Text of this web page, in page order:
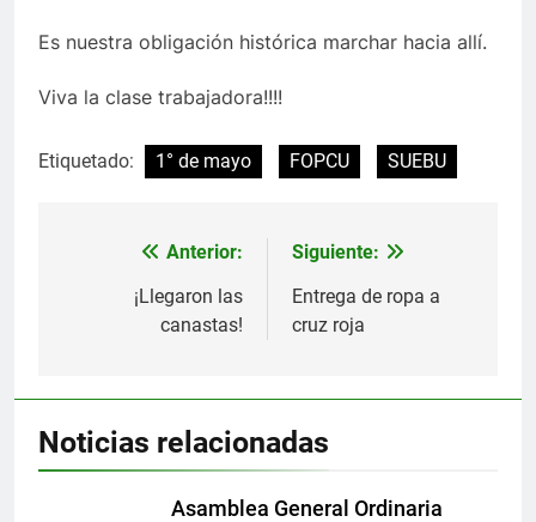
Es nuestra obligación histórica marchar hacia allí.
Viva la clase trabajadora!!!!
Etiquetado: 1° de mayo FOPCU SUEBU
Navegación
Anterior:
¡Llegaron las
canastas!
Siguiente:
Entrega de ropa a
cruz roja
Noticias relacionadas
Asamblea General Ordinaria